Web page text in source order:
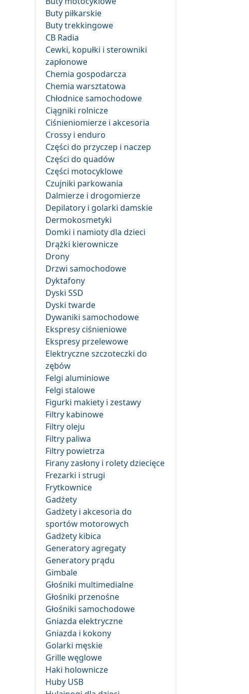
Buty piłkarskie
Buty trekkingowe
CB Radia
Cewki, kopułki i sterowniki
zapłonowe
Chemia gospodarcza
Chemia warsztatowa
Chłodnice samochodowe
Ciągniki rolnicze
Ciśnieniomierze i akcesoria
Crossy i enduro
Części do przyczep i naczep
Części do quadów
Części motocyklowe
Czujniki parkowania
Dalmierze i drogomierze
Depilatory i golarki damskie
Dermokosmetyki
Domki i namioty dla dzieci
Drążki kierownicze
Drony
Drzwi samochodowe
Dyktafony
Dyski SSD
Dyski twarde
Dywaniki samochodowe
Ekspresy ciśnieniowe
Ekspresy przelewowe
Elektryczne szczoteczki do
zębów
Felgi aluminiowe
Felgi stalowe
Figurki makiety i zestawy
Filtry kabinowe
Filtry oleju
Filtry paliwa
Filtry powietrza
Firany zasłony i rolety dziecięce
Frezarki i strugi
Frytkownice
Gadżety
Gadżety i akcesoria do
sportów motorowych
Gadżety kibica
Generatory agregaty
Generatory prądu
Gimbale
Głośniki multimedialne
Głośniki przenośne
Głośniki samochodowe
Gniazda elektryczne
Gniazda i kokony
Golarki męskie
Grille węglowe
Haki holownicze
Huby USB